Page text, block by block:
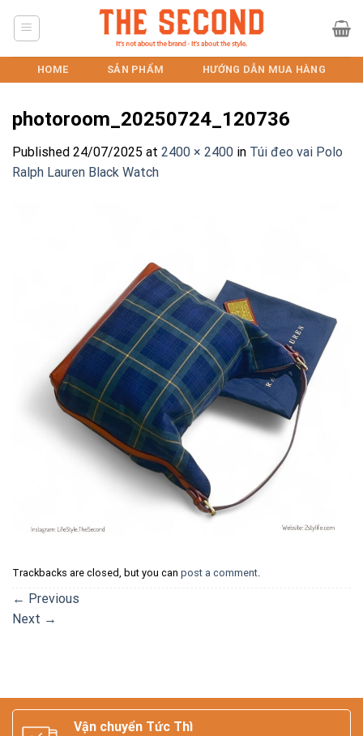
HOME SẢN PHẨM HƯỚNG DẪN MUA HÀNG
photoroom_20250724_120736
Published 24/07/2025 at 2400 × 2400 in Túi đeo vai Polo
Ralph Lauren Black Watch
Trackbacks are closed, but you can post a comment.
← Previous
Next →
Vận chuyển Tức Thì